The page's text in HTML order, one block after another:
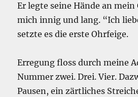
Er legte seine Hände an mein
mich innig und lang. “Ich
setzte es die erste Ohrfeige.
Erregung floss durch meine
Nummer zwei. Drei. Vier.
Pausen, ein zärtliches